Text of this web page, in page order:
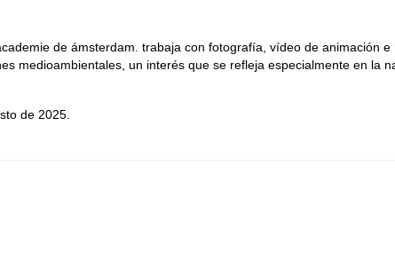
de ámsterdam. trabaja con fotografía, vídeo de animación e
medioambientales, un interés que se refleja especialmente en la
de 2025.